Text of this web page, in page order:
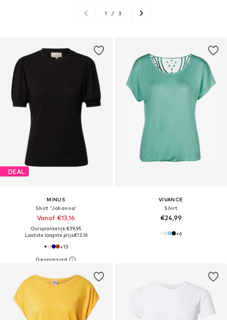
1 / 3
DEAL
MINUS
Shirt 'Johanna'
Vanaf €13,16
Oorspronkelijk: €39,95
Laatste laagste prijs:€13,16
+13
VIVANCE
Shirt
€24,99
+6